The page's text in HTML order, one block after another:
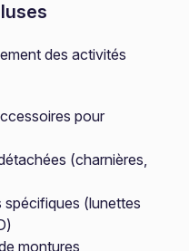
des activités
pour
(charnières,
(lunettes
montures